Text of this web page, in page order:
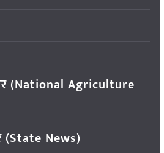
(National Agriculture
(State News)